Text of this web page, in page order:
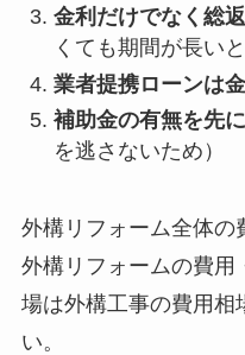
金利だけでなく総
くても期間が長い
業者提携ローンは
補助金の有無を先
を逃さないため）
外構リフォーム全体の
外構リフォームの費用
場は外構工事の費用相
い。